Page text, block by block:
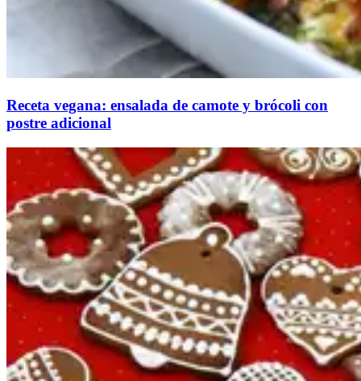
Receta vegana: ensalada de camote y brócoli con
postre adicional